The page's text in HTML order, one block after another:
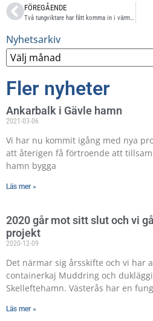
FÖREGÅENDE
Nyhetsarkiv
Fler nyheter
Ankarbalk i Gävle hamn
2021-03-06
Vi har nu kommit igång med nya
att återigen få förtroende att
hamn bygga
Läs mer »
2020 går mot sitt slut och vi
projekt
2020-12-09
Det närmar sig årsskifte och vi har
containerkaj Muddring och
Skelleftehamn. Västerås har en
Läs mer »